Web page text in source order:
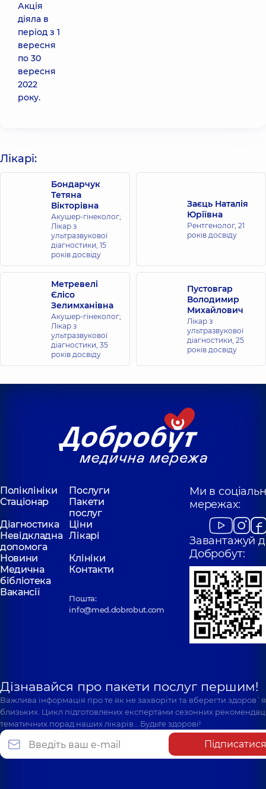
Акція
діяла в
період з 1
вересня
по 30
вересня
2022
року.
Лікарі:
Бондарчук
Тетяна
Вікторівна
Акушер-гінеколог;
Лікар з
ультразвукової
діагностики, 15
років досвіду
Заєць Наталія
Юріївна
Рентгенолог, 21
років досвіду
Метревелі
Єлісо
Зелимханівна
Акушер-гінеколог;
Лікар з
ультразвукової
діагностики, 35
років досвіду
Пустовгар
Володимир
Михайлович
Лікар з
ультразвукової
діагностики, 25
років досвіду
Поліклініки
Послуги
Стаціонар
Пакети
послуг
Діагностика
Ціни
Невідкладна
допомога
Лікарі
Новини
Клініки
Медична
бібліотека
Контакти
Вакансії
Пошта:
info@med.dobrobut.com
Ми в
мережах:
Завантажуй
Добробут:
Дізнавайся про пакети послуг першим!
Важлива інформація про те як не захворіти та вберегти
близьких. Цикл підготовлених експертами сезонних
тематичних порад наших лікарів… Будьте здорові!
Підписатися